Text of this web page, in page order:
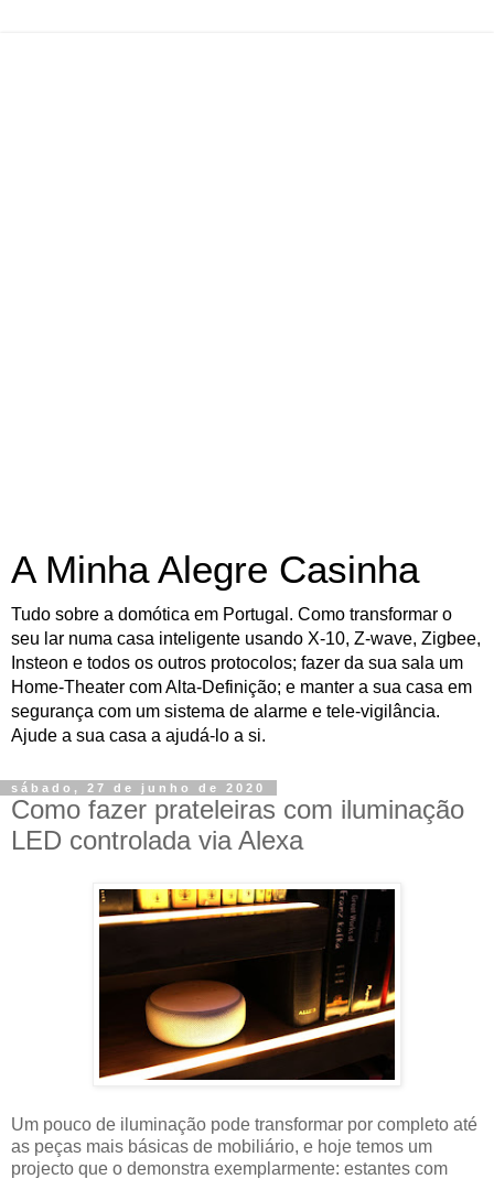
A Minha Alegre Casinha
Tudo sobre a domótica em Portugal. Como transformar o
seu lar numa casa inteligente usando X-10, Z-wave, Zigbee,
Insteon e todos os outros protocolos; fazer da sua sala um
Home-Theater com Alta-Definição; e manter a sua casa em
segurança com um sistema de alarme e tele-vigilância.
Ajude a sua casa a ajudá-lo a si.
sábado, 27 de junho de 2020
Como fazer prateleiras com iluminação
LED controlada via Alexa
Um pouco de iluminação pode transformar por completo até
as peças mais básicas de mobiliário, e hoje temos um
projecto que o demonstra exemplarmente: estantes com